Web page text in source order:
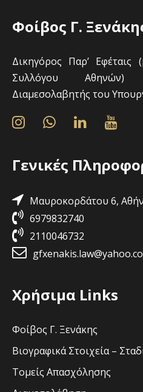
Φοίβος Γ.
Δικηγόρος Παρ’ Εφέταις
Συλλόγου Αθηνών)
Διαμεσολαβητής του
Γενικές
Μαυροκορδάτου 6,
6979832740
2110046732
Χρήσιμα Links
Φοίβος Γ. Ξενάκης
Βιογραφικά Στοιχεία –
Τομείς Απασχόλησης